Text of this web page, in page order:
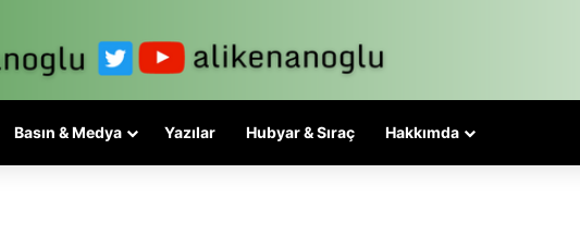
Basın & Medya Yazılar Hubyar & Sıraç Hakkımda